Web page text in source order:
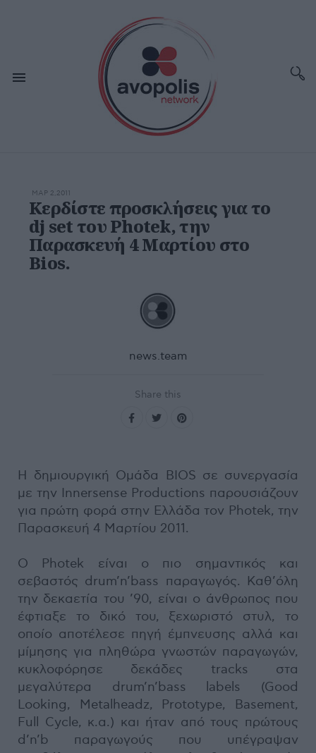
ΜΑΡ 2,2011
Κερδίστε προσκλήσεις για το
dj set του Photek, την
Παρασκευή 4 Μαρτίου στο
Bios.
news.team
Share this
H δημιουργική Ομάδα BIOS σε συνεργασία
με την Innersense Productions παρουσιάζουν
για πρώτη φορά στην Ελλάδα τον Photek, την
Παρασκευή 4 Μαρτίου 2011.
Ο Photek είναι ο πιο σημαντικός και
σεβαστός drum’n’bass παραγωγός. Καθ’όλη
την δεκαετία του ’90, είναι ο άνθρωπος που
έφτιαξε το δικό του, ξεχωριστό στυλ, το
οποίο αποτέλεσε πηγή έμπνευσης αλλά και
μίμησης για πληθώρα γνωστών παραγωγών,
κυκλοφόρησε δεκάδες tracks στα
μεγαλύτερα drum’n’bass labels (Good
Looking, Metalheadz, Prototype, Basement,
Full Cycle, κ.α.) και ήταν από τους πρώτους
d’n’b παραγωγούς που υπέγραψαν